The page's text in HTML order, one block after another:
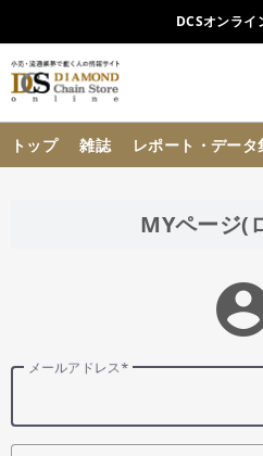
DCSオンライ
トップ 雑誌 レポート・データ
MYページ(
メールアドレス